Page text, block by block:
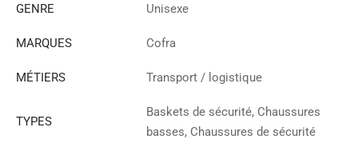
GENRE Unisexe
MARQUES Cofra
MÉTIERS Transport / logistique
TYPES
Baskets de sécurité, Chaussures
basses, Chaussures de sécurité